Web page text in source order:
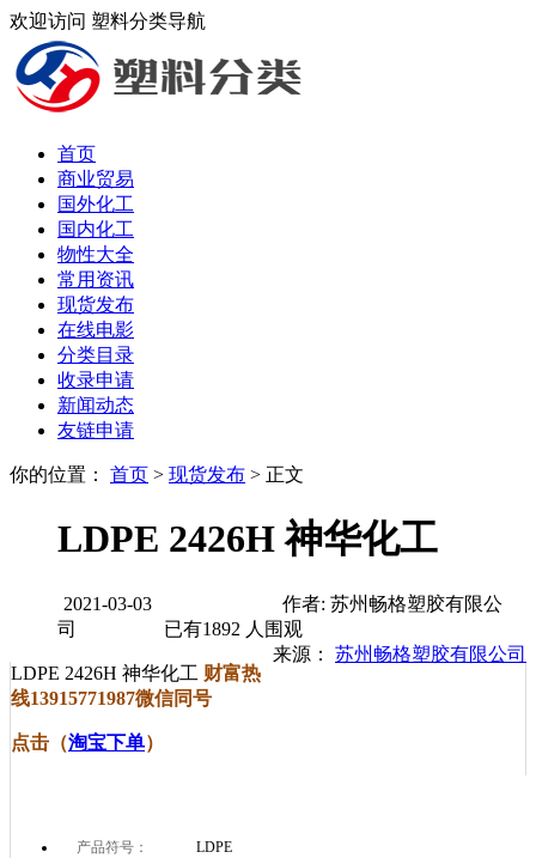
欢迎访问 塑料分类导航
首页
商业贸易
国外化工
国内化工
物性大全
常用资讯
现货发布
在线电影
分类目录
收录申请
新闻动态
友链申请
你的位置： 首页 > 现货发布 > 正文
LDPE 2426H 神华化工
2021-03-03
作者: 苏州畅格塑胶有限公
司
已有1892 人围观
来源： 苏州畅格塑胶有限公司
LDPE 2426H 神华化工 财富热
线13915771987微信同号
点击（淘宝下单）
产品符号： LDPE